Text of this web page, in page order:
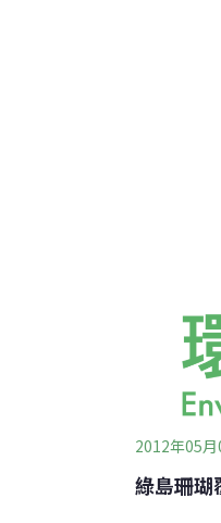
Jackson
（人類）
可嘉惠賴
象，包括
高溫導致
2012年05月
綠島珊瑚